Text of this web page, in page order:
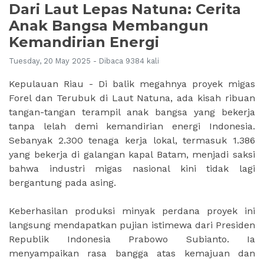
Dari Laut Lepas Natuna: Cerita
Anak Bangsa Membangun
Kemandirian Energi
Tuesday, 20 May 2025 - Dibaca 9384 kali
Kepulauan Riau - Di balik megahnya proyek migas
Forel dan Terubuk di Laut Natuna, ada kisah ribuan
tangan-tangan terampil anak bangsa yang bekerja
tanpa lelah demi kemandirian energi Indonesia.
Sebanyak 2.300 tenaga kerja lokal, termasuk 1.386
yang bekerja di galangan kapal Batam, menjadi saksi
bahwa industri migas nasional kini tidak lagi
bergantung pada asing.
Keberhasilan produksi minyak perdana proyek ini
langsung mendapatkan pujian istimewa dari Presiden
Republik Indonesia Prabowo Subianto. Ia
menyampaikan rasa bangga atas kemajuan dan